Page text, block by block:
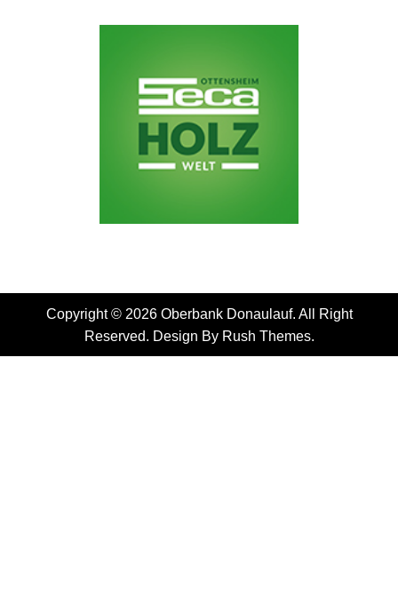
Copyright © 2026 Oberbank Donaulauf. All Right
Reserved. Design By Rush Themes.